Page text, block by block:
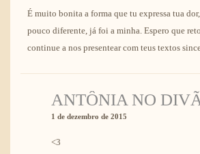
É muito bonita a forma que tu expressa tua
pouco diferente, já foi a minha. Espero que
continue a nos presentear com teus textos
ANTÔNIA NO
1 de dezembro de 2015
<3